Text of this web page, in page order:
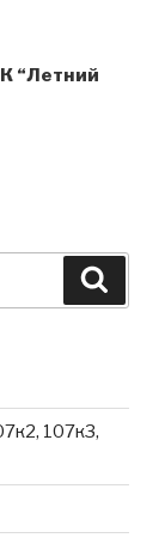
“Летний
107к3,